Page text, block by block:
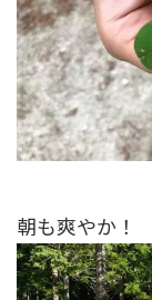
朝も爽やか！